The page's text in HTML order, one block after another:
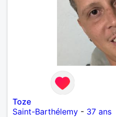
Toze
Saint-Barthélemy - 37 ans